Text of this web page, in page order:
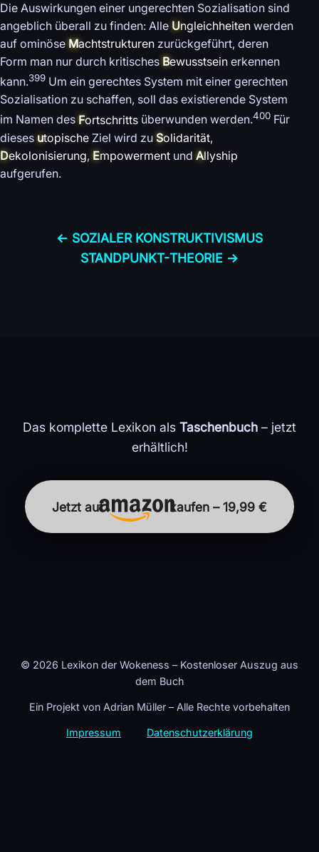
Die Auswirkungen einer ungerechten Sozialisation sind
angeblich überall zu finden: Alle Ungleichheiten werden
auf ominöse Machtstrukturen zurückgeführt, deren
Form man nur durch kritisches Bewusstsein erkennen
kann.399 Um ein gerechtes System mit einer gerechten
Sozialisation zu schaffen, soll das existierende System
im Namen des Fortschritts überwunden werden.400 Für
dieses utopische Ziel wird zu Solidarität,
Dekolonisierung, Empowerment und Allyship
aufgerufen.
← SOZIALER KONSTRUKTIVISMUS
STANDPUNKT-THEORIE →
Das komplette Lexikon als Taschenbuch – jetzt
erhältlich!
Jetzt auf kaufen – 19,99 €
© 2026 Lexikon der Wokeness – Kostenloser Auszug aus
dem Buch
Ein Projekt von Adrian Müller – Alle Rechte vorbehalten
Impressum Datenschutzerklärung